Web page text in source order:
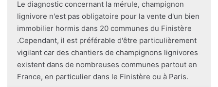
Le diagnostic concernant la mérule, champignon
lignivore n'est pas obligatoire pour la vente d'un bien
immobilier hormis dans 20 communes du Finistère
.Cependant, il est préférable d'être particulièrement
vigilant car des chantiers de champignons lignivores
existent dans de nombreuses communes partout en
France, en particulier dans le Finistère ou à Paris.